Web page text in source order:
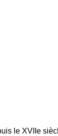
le XVIIe